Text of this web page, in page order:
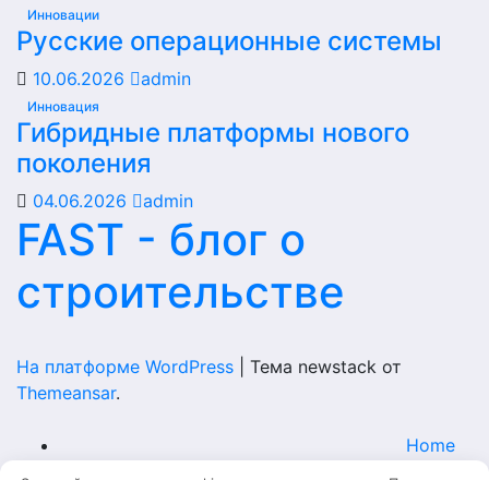
Инновации
Русские операционные системы
10.06.2026 admin
Инновация
Гибридные платформы нового
поколения
04.06.2026 admin
FAST - блог о
строительстве
На платформе WordPress
Тема newstack от
Themeansar.
Home